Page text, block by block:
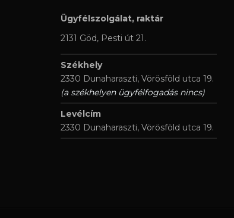
Ügyfélszolgálat, raktár
2131 Göd, Pesti út 21.
Székhely
2330 Dunaharaszti, Vörösföld utca 19.
(a székhelyen ügyfélfogadás nincs)
Levélcím
2330 Dunaharaszti, Vörösföld utca 19.